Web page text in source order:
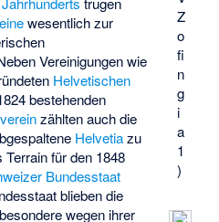
Z
o
fi
n
g
i
a
1
)
wesentlich zur
Vereinigungen wie
Helvetischen
bestehenden
zählten auch die
Helvetiazu
für den 1848
Bundesstaat
blieben die
wegen ihrer